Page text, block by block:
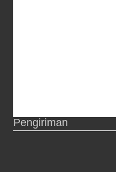
Pengiriman